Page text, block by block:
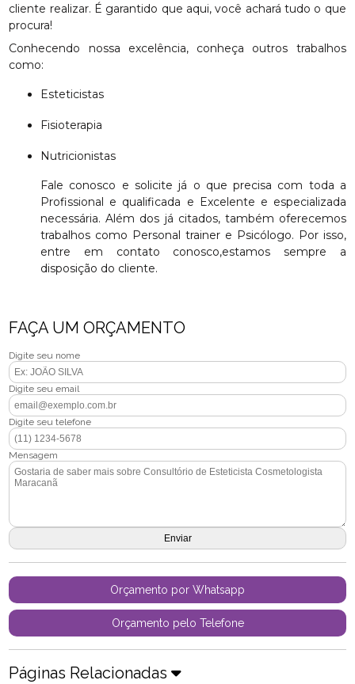
cliente realizar. É garantido que aqui, você achará tudo o que
procura!
Conhecendo nossa excelência, conheça outros trabalhos
como:
Esteticistas
Fisioterapia
Nutricionistas
Fale conosco e solicite já o que precisa com toda a
Profissional e qualificada e Excelente e especializada
necessária. Além dos já citados, também oferecemos
trabalhos como Personal trainer e Psicólogo. Por isso,
entre em contato conosco,estamos sempre a
disposição do cliente.
FAÇA UM ORÇAMENTO
Digite seu nome
Digite seu email
Digite seu telefone
Mensagem
Orçamento por Whatsapp
Orçamento pelo Telefone
Páginas Relacionadas